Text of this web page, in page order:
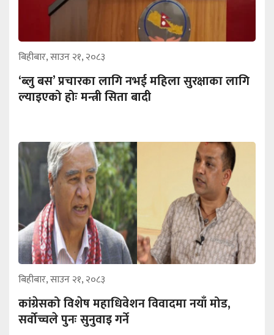
बिहीबार, साउन २१, २०८३
‘ब्लु बस’ प्रचारका लागि नभई महिला सुरक्षाका लागि
ल्याइएको होः मन्त्री सिता बादी
बिहीबार, साउन २१, २०८३
कांग्रेसको विशेष महाधिवेशन विवादमा नयाँ मोड,
सर्वोच्चले पुनः सुनुवाइ गर्ने